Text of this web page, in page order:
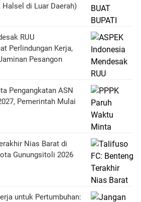
di Luar Daerah)
RUU
Perlindungan Kerja,
Pesangon
Pengangkatan ASN
Pemerintah Mulai
Nias Barat di
Gunungsitoli 2026
untuk Pertumbuhan: